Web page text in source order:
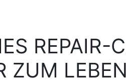
REPAIR-
ZUM